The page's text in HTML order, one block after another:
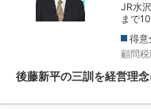
JR水
まで
得意
顧問
後藤新平の三訓を経営理念